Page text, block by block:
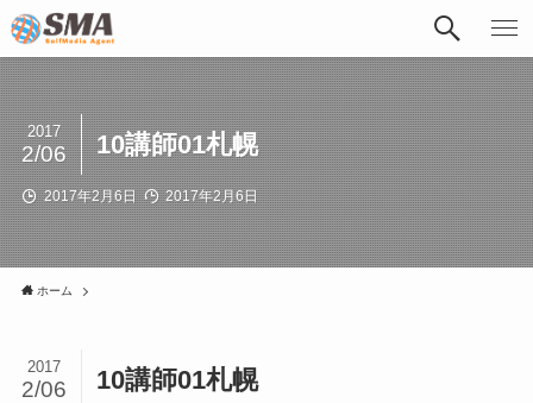
10講師01札幌
2017
2/06
2017年2月6日 2017年2月6日
ホーム
10講師01札幌
2017
2/06